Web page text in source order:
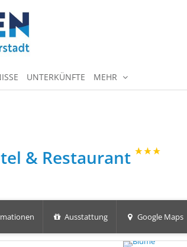
UNTERKÜNFTE MEHR
& Restaurant
Ausstattung Google Maps